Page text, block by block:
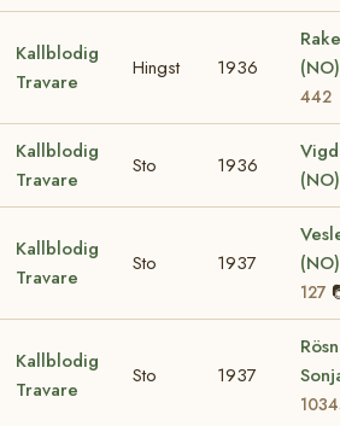
Kallblodig
Travare
Hingst 1936
442
Kallblodig
Travare
Sto 1936
(NO)
Kallblodig
Travare
Sto 1937
127
Kallblodig
Travare
Sto 1937